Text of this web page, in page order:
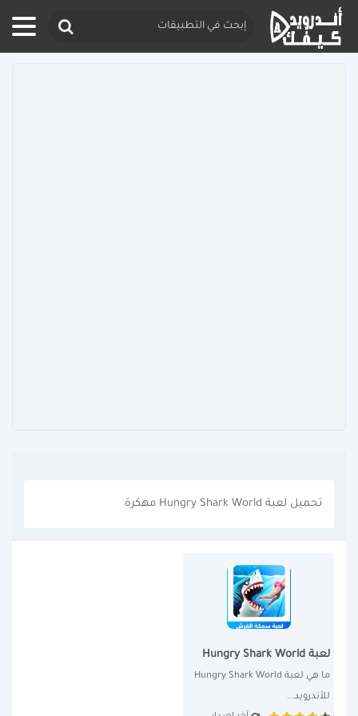
تحميل لعبة Hungry Shark World مهكرة
لعبة Hungry Shark World
للأندرويد...